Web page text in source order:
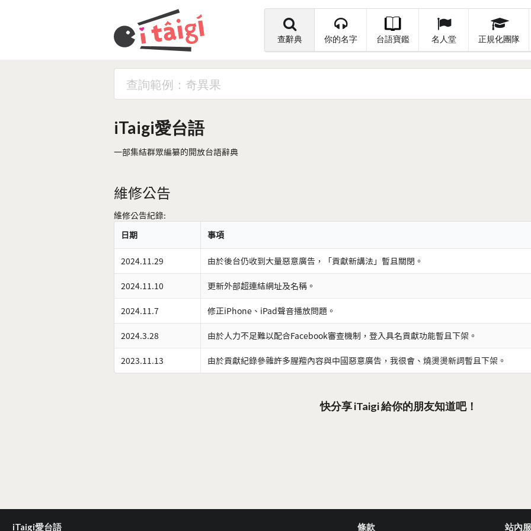
查辭典 你的名字 台語寶鑑 名人堂 正規化團隊
iTaigi愛台語
一部集結群眾編纂的開放台語辭典
維修公告
維修公告紀錄:
日期
事項
2024.11.29 由於後台仍收到大量惡意廣告，「貢獻新講法」暫且關閉。
2024.11.10 更新外部超連結網址及名稱。
2024.11.7 修正iPhone、iPad聲音播放問題。
2024.3.28 由於人力不足難以配合Facebook審查機制，登入具名貢獻功能暫且下架。
2023.11.13 由於貢獻紀錄參雜許多腥羶內容與中國惡意廣告，我很會、燒燙燙新詞暫且下架。
快分享 iTaigi 給你的朋友知道吧！
iTaigi愛台語 條款 站內